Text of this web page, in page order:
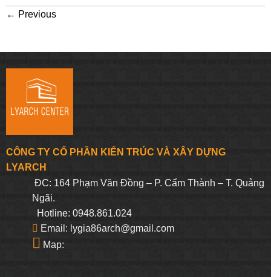
← Previous
CÔNG TY CỔ PHẦN KIẾN TRÚC VÀ XÂY DỰNG
LYARCH
ĐC: 164 Phạm Văn Đồng – P. Cẩm Thành – T. Quảng
Ngãi.
Hotline: 0948.861.024
Email: lygia86arch@gmail.com
Map: